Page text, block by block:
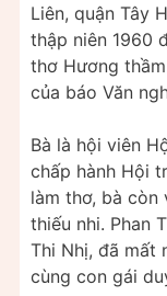
Liên, quận Tây
thập niên 1960
thơ Hương
của báo Văn
Bà là hội viên
chấp hành Hội
làm thơ, bà còn
thiếu nhi. Phan
Thi Nhị, đã mất
cùng con gái